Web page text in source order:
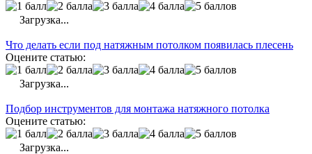
Загрузка...
Что делать если под натяжным потолком появилась плесень
Оцените статью:
Загрузка...
Подбор инструментов для монтажа натяжного потолка
Оцените статью:
Загрузка...